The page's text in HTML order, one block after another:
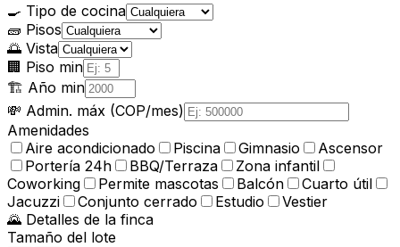
🍳 Tipo de cocina
🧱 Pisos
🌅 Vista
🏢 Piso min
🏗️ Año min
💸 Admin. máx (COP/mes)
Amenidades
Aire acondicionado
Piscina Gimnasio
Ascensor
Portería 24h
BBQ/Terraza
Zona infantil
Coworking
Permite mascotas Balcón
Cuarto útil
Jacuzzi
Conjunto cerrado Estudio
Vestier
🌄 Detalles de la finca
Tamaño del lote